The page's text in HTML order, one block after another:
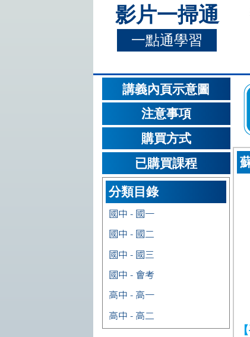
影片一掃通
一點通學習
講義內頁示意圖
注意事項
購買方式
已購買課程
分類目錄
國中 - 國一
國中 - 國二
國中 - 國三
國中 - 會考
高中 - 高一
高中 - 高二